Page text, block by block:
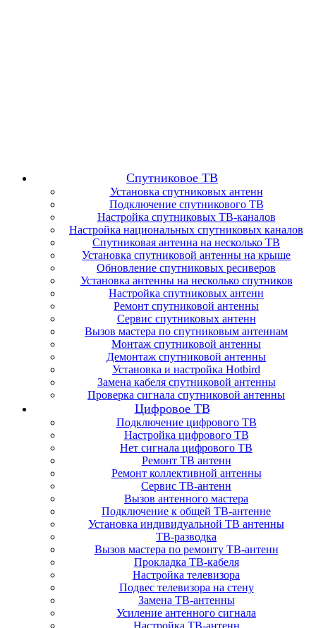
Спутниковое ТВ
Установка спутниковых антенн
Подключение спутникового ТВ
Настройка спутниковых ТВ-каналов
Настройка национальных спутниковых каналов
Спутниковая антенна на несколько ТВ
Установка спутниковой антенны на крыше
Обновление спутниковых ресиверов
Установка антенны на несколько спутников
Настройка спутниковых антенн
Ремонт спутниковой антенны
Сервис спутниковых антенн
Вызов мастера по спутниковым антеннам
Монтаж спутниковой антенны
Демонтаж спутниковой антенны
Установка и настройка Hotbird
Замена кабеля спутниковой антенны
Проверка сигнала спутниковой антенны
Цифровое ТВ
Подключение цифрового ТВ
Настройка цифрового ТВ
Нет сигнала цифрового ТВ
Ремонт ТВ антенн
Ремонт коллективной антенны
Сервис ТВ-антенн
Вызов антенного мастера
Подключение к общей ТВ-антенне
Установка индивидуальной ТВ антенны
ТВ-разводка
Вызов мастера по ремонту ТВ-антенн
Прокладка ТВ-кабеля
Настройка телевизора
Подвес телевизора на стену
Замена ТВ-антенны
Усиление антенного сигнала
Настройка ТВ-антенн